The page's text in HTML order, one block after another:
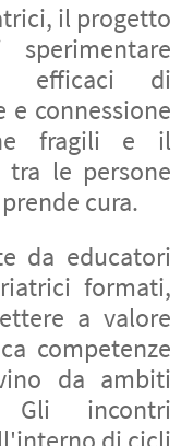
il progetto
efficaci di
e connessione
fragili e il
le persone
cura.
da educatori
formati,
a valore
competenze
da ambiti
Gli incontri